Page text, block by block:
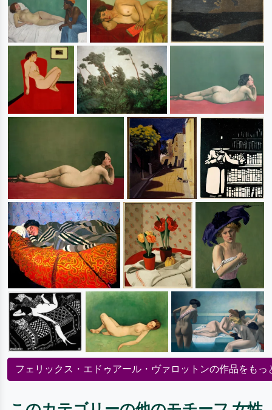
フェリックス・エドゥアール・ヴァロットンの作品をもっ